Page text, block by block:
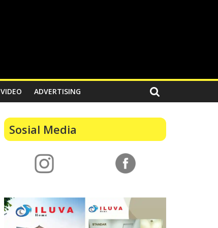
VIDEO ADVERTISING
Sosial Media